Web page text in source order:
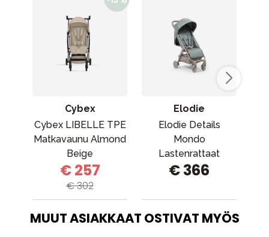
Cybex
Cybex LIBELLE TPE
Matkavaunu Almond
Beige
€ 257
€ 302
Elodie
Elodie Details
Mondo
Lastenrattaat
Pebble Green
€ 366
MUUT ASIAKKAAT OSTIVAT MYÖS